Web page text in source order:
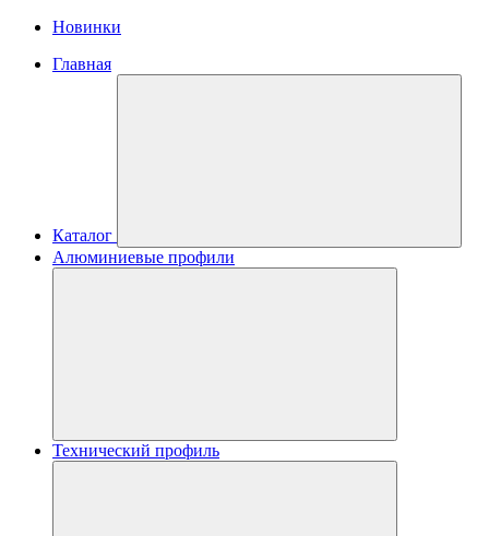
Новинки
Главная
Каталог
Алюминиевые профили
Технический профиль